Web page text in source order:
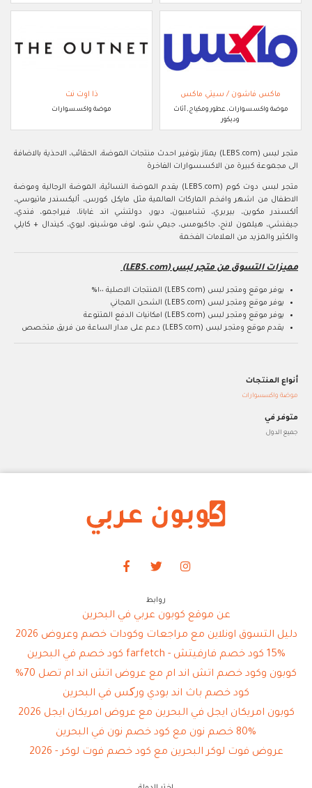
ماكس فاشون / سيتي ماكس
موضة واكسسوارات, عطور ومكياج, أثاث
وديكور
ذا اوت نت
موضة واكسسوارات
متجر لبس (LEBS.com) يمتاز بتوفير احدث منتجات الموضة، الحقائب، الاحذية بالاضافة
الى مجموعة كبيرة من الاكسسوارات الفاخرة
متجر لبس دوت كوم (LEBS.com) يقدم الموضة النسائية، الموضة الرجالية وموضة
الاطفال من اشهر وافخم الماركات العالمية مثل مايكل كورس، أليكسندر ماتيوسي،
ألكسندر مكوين، بيربري، تشامبيون، ديور، دولتشي اند غابانا، فيراجمو، فندي،
جيفنشي، هيلمون لانج، جاكيومس، جيمي شو، لوف موشينو، ليوي، كيندال + كايلي
والكثير والمزيد من العلامات الفخمة
مميزات التسوق من متجر لبس (LEBS.com)
يوفر موقع ومتجر لبس (LEBS.com) المنتجات الاصلية ١٠٠%
يوفر موقع ومتجر لبس (LEBS.com) الشحن المجاني
يوفر موقع ومتجر لبس (LEBS.com) امكانيات الدفع المتنوعة
يقدم موقع ومتجر لبس (LEBS.com) دعم على مدار الساعة من فريق متخصص
أنواع المنتجات
موضة واكسسوارات
متوفر في
جميع الدول
روابط
عن موقع كوبون عربي في البحرين
دليل التسوق اونلاين مع مراجعات وكودات خصم وعروض 2026
15% كود خصم فارفيتش - farfetch كود خصم في البحرين
كوبون وكود خصم اتش اند ام مع عروض اتش اند ام تصل 70%
كود خصم باث اند بودي ورکس في البحرين
كوبون امريكان ايجل في البحرين مع عروض امريكان ايجل 2026
80% خصم نون مع كود خصم نون في البحرين
عروض فوت لوكر البحرين مع كود خصم فوت لوكر - 2026